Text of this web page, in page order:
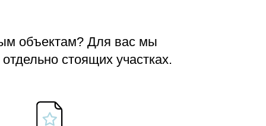
объектам? Для вас мы
стоящих участках.